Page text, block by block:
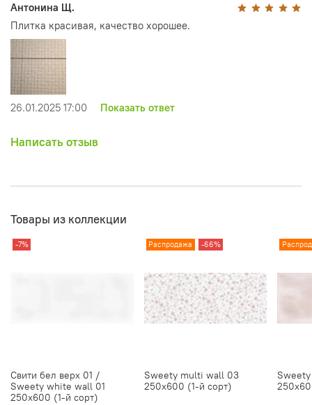
Антонина Щ.
Плитка красивая, качество хорошее.
26.01.2025 17:00 Показать ответ
Написать отзыв
Товары из коллекции
-7%
Свити бел верх 01 /
Sweety white wall 01
250х600 (1-й сорт)
Распродажа -66%
Sweety multi wall 03
250х600 (1-й сорт)